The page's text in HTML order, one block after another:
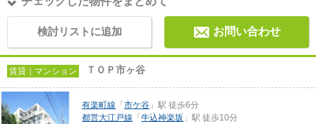
検討リストに追加 お問い合わせ
賃貸｜マンション ＴＯＰ市ヶ谷
有楽町線 「 市ケ谷 」駅 徒歩6分
都営大江戸線 「 牛込神楽坂 」駅 徒歩10分